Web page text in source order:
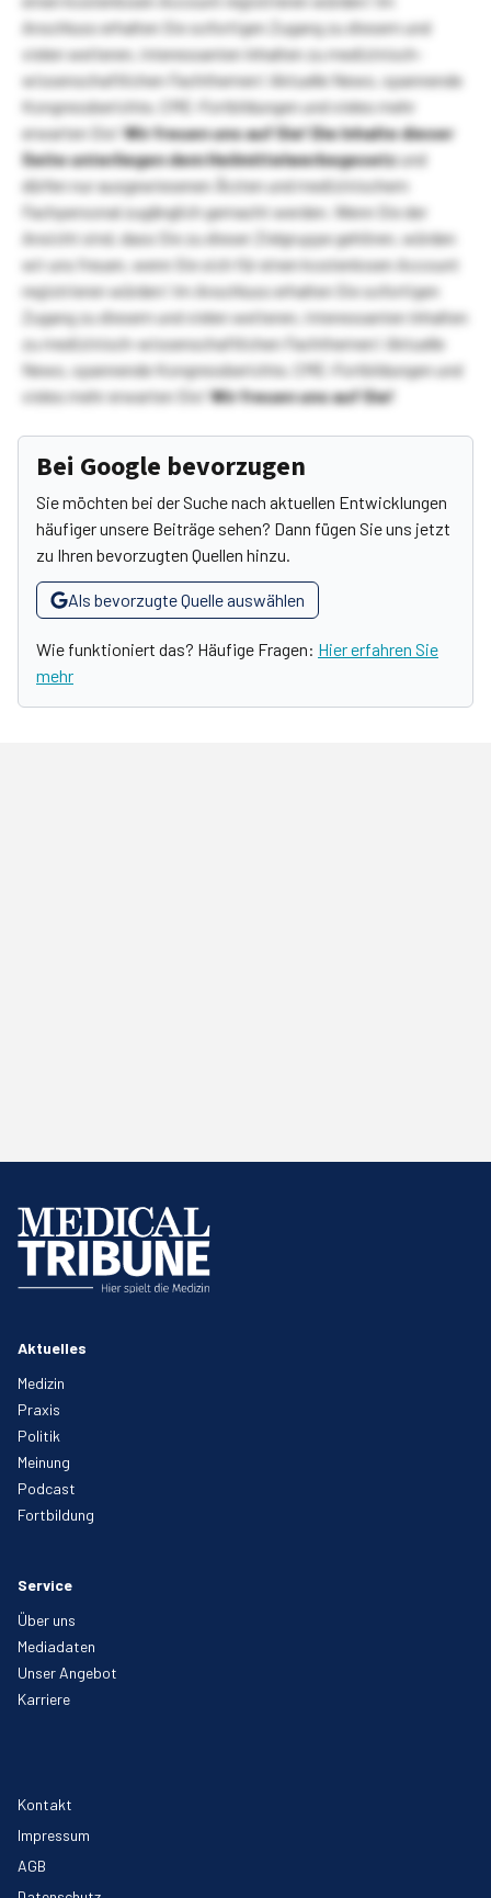
Anschluss erhalten Sie sofortigen Zugang zu diesem und
vielen weiteren, interessanten Inhalten zu medizinisch-
wissenschaftlichen Fachthemen! Aktuelle News, spannende
Kongressberichte, CME-Fortbildungen und vieles mehr
erwarten Sie!Wir freuen uns auf Sie!Die Inhalte dieser
Seite unterliegen dem Heilmittelwerbegesetzund
dürfen nur ausgewiesenen Ärzten und medizinischem
Fachpersonal zugänglich gemacht werden. Wenn Sie der
Ansicht sind, dass Sie zu dieser Zielgruppe gehören, würden
wir uns freuen, wenn Sie sich für einen kostenlosen Account
registrieren würden! Im Anschluss erhalten Sie sofortigen
Zugang zu diesem und vielen weiteren, interessanten Inhalten
zu medizinisch-wissenschaftlichen Fachthemen! Aktuelle
News, spannende Kongressberichte, CME-Fortbildungen und
vieles mehr erwarten Sie!Wir freuen uns auf Sie!
Bei Google bevorzugen
Sie möchten bei der Suche nach aktuellen Entwicklungen
häufiger unsere Beiträge sehen? Dann fügen Sie uns jetzt
zu Ihren bevorzugten Quellen hinzu.
Als bevorzugte Quelle auswählen
Wie funktioniert das? Häufige Fragen: Hier erfahren Sie
mehr
Aktuelles
Medizin
Praxis
Politik
Meinung
Podcast
Fortbildung
Service
Über uns
Mediadaten
Unser Angebot
Karriere
Kontakt
Impressum
AGB